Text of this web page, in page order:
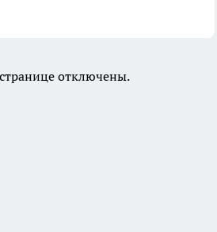
отключены.